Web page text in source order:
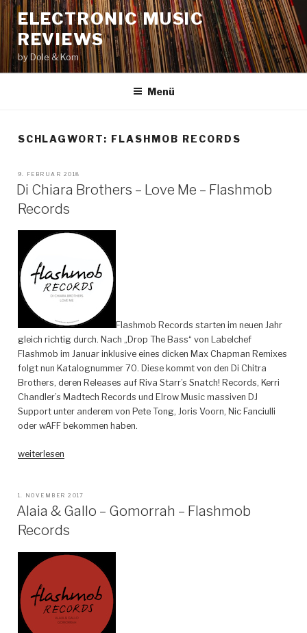
Zum
Inhalt
springen
ELECTRONIC MUSIC
REVIEWS
by Dole & Kom
Menü
SCHLAGWORT: FLASHMOB RECORDS
VERÖFFENTLICHT
9. FEBRUAR 2018
Di Chiara Brothers – Love Me – Flashmob
Records
Flashmob Records starten im neuen Jahr
gleich richtig durch. Nach „Drop The Bass“ von Labelchef
Flashmob im Januar inklusive eines dicken Max Chapman Remixes
folgt nun Katalognummer 70. Diese kommt von den Di Chitra
Brothers, deren Releases auf Riva Starr’s Snatch! Records, Kerri
Chandler’s Madtech Records und Elrow Music massiven DJ
Support unter anderem von Pete Tong, Joris Voorn, Nic Fanciulli
oder wAFF bekommen haben.
„Di
–
Love
Me
Flashmob
Records“
weiterlesen
VERÖFFENTLICHT
AM
1. NOVEMBER 2017
Alaia & Gallo – Gomorrah – Flashmob
Records